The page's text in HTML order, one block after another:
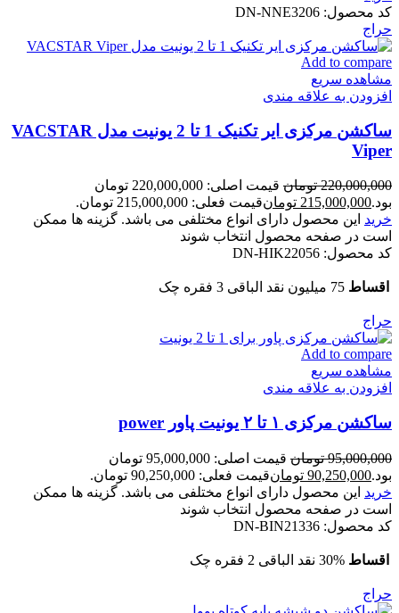
کد محصول: DN-NNE3206
حراج
Add to compare
مشاهده سریع
افزودن به علاقه مندی
ساکشن مرکزی ایر تکنیک 1 تا 2 یونیت مدل VACSTAR
Viper
220,000,000 تومان
قیمت اصلی: 220,000,000 تومان
بود.215,000,000 تومانقیمت فعلی: 215,000,000 تومان.
خرید این محصول دارای انواع مختلفی می باشد. گزینه ها ممکن
است در صفحه محصول انتخاب شوند
کد محصول: DN-HIK22056
اقساط 75 میلیون نقد الباقی 3 فقره چک
حراج
Add to compare
مشاهده سریع
افزودن به علاقه مندی
ساکشن مرکزی ۱ تا ۲ یونیت پاور power
95,000,000 تومان
قیمت اصلی: 95,000,000 تومان
بود.90,250,000 تومانقیمت فعلی: 90,250,000 تومان.
خرید این محصول دارای انواع مختلفی می باشد. گزینه ها ممکن
است در صفحه محصول انتخاب شوند
کد محصول: DN-BIN21336
اقساط 30% نقد الباقی 2 فقره چک
حراج